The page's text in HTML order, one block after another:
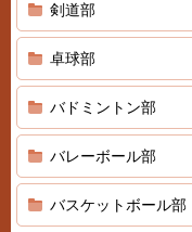
剣道部
卓球部
バドミントン部
バレーボール部
バスケットボール部